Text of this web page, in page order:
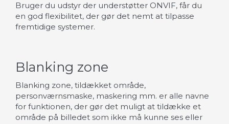
Bruger du udstyr der understøtter ONVIF, får du
en god flexibilitet, der gør det nemt at tilpasse
fremtidige systemer.
Blanking zone
Blanking zone, tildækket område,
personværnsmaske, maskering mm. er alle navne
for funktionen, der gør det muligt at tildække et
område på billedet som ikke må kunne ses eller